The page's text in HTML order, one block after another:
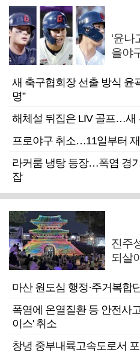
‘윤
을야
새 축구협회장 선출 방식
명”
해체설 뒤집은 LIV 골프…새
프로야구 취소…11일부터
라커룸 냉탕 등장…폭염 경
잡
진주
되살
마산 원도심 행정·주거복합
폭염에 온열질환 등 안전사
이스' 취소
창녕 중부내륙고속도로서